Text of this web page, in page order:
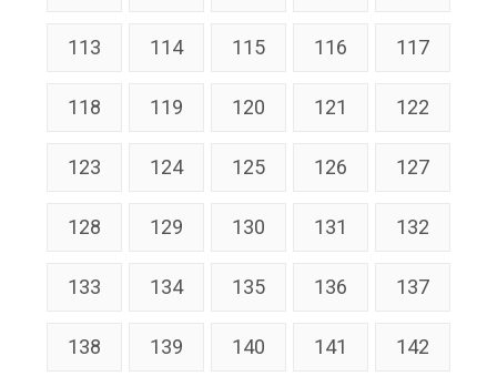
113 114 115 116 117
118 119 120 121 122
123 124 125 126 127
128 129 130 131 132
133 134 135 136 137
138 139 140 141 142